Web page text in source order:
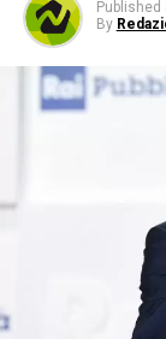
Published
By